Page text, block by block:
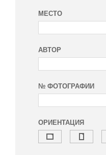
МЕСТО
АВТОР
№ ФОТОГРАФИИ
ОРИЕНТАЦИЯ